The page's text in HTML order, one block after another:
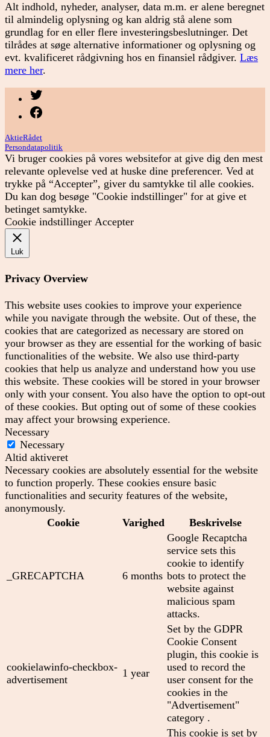
Alt indhold, nyheder, analyser, data m.m. er alene beregnet
til almindelig oplysning og kan aldrig stå alene som
grundlag for en eller flere investeringsbeslutninger. Det
tilrådes at søge alternative informationer og oplysning og
evt. kvalificeret rådgivning hos en finansiel rådgiver. Læs
mere her.
AktieRådet
Persondatapolitik
Vi bruger cookies på vores websitefor at give dig den mest
relevante oplevelse ved at huske dine preferencer. Ved at
trykke på “Accepter”, giver du samtykke til alle cookies.
Du kan dog besøge "Cookie indstillinger" for at give et
betinget samtykke.
Cookie indstillinger Accepter
Luk
Privacy Overview
This website uses cookies to improve your experience
while you navigate through the website. Out of these, the
cookies that are categorized as necessary are stored on
your browser as they are essential for the working of basic
functionalities of the website. We also use third-party
cookies that help us analyze and understand how you use
this website. These cookies will be stored in your browser
only with your consent. You also have the option to opt-out
of these cookies. But opting out of some of these cookies
may affect your browsing experience.
Necessary
Necessary
Altid aktiveret
Necessary cookies are absolutely essential for the website
to function properly. These cookies ensure basic
functionalities and security features of the website,
anonymously.
Cookie
Varighed Beskrivelse
_GRECAPTCHA 6 months
Google Recaptcha
service sets this
cookie to identify
bots to protect the
website against
malicious spam
attacks.
cookielawinfo-checkbox-
advertisement
1 year
Set by the GDPR
Cookie Consent
plugin, this cookie is
used to record the
user consent for the
cookies in the
"Advertisement"
category .
This cookie is set by